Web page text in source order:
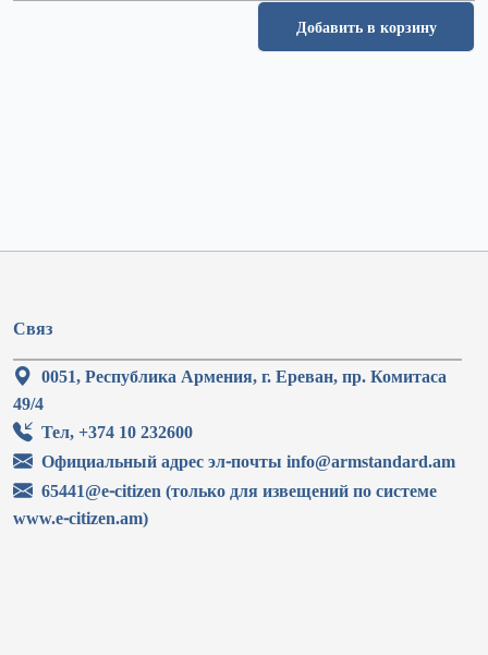
Добавить в корзину
Связ
0051, Республика Армения, г. Ереван, пр. Комитаса
49/4
Тел, +374 10 232600
Официальный адрес эл-почты info@armstandard.am
65441@e-citizen (только для извещений по системе
www.e-citizen.am)